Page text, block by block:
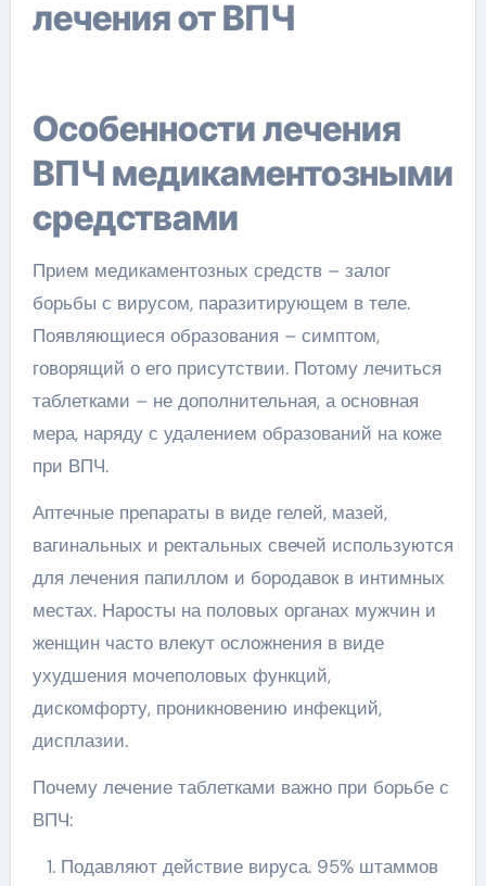
Особенности лечения
ВПЧ медикаментозными
средствами
Прием медикаментозных средств – залог
борьбы с вирусом, паразитирующем в теле.
Появляющиеся образования – симптом,
говорящий о его присутствии. Потому лечиться
таблетками – не дополнительная, а основная
мера, наряду с удалением образований на коже
при ВПЧ.
Аптечные препараты в виде гелей, мазей,
вагинальных и ректальных свечей используются
для лечения папиллом и бородавок в интимных
местах. Наросты на половых органах мужчин и
женщин часто влекут осложнения в виде
ухудшения мочеполовых функций,
дискомфорту, проникновению инфекций,
дисплазии.
Почему лечение таблетками важно при борьбе с
ВПЧ:
Подавляют действие вируса. 95% штаммов